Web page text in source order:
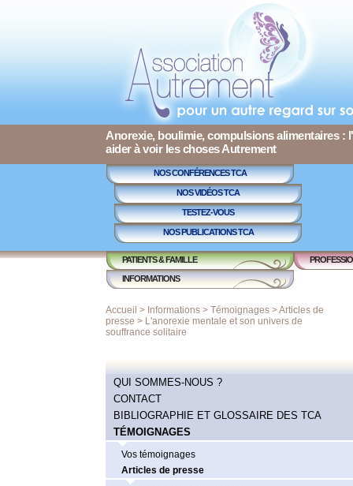
Anorexie, boulimie, compulsions alimentaires :
aider à voir les choses Autrement
NOS CONFÉRENCES TCA
NOS VIDÉOS TCA
TESTEZ-VOUS
NOS PUBLICATIONS TCA
PATIENTS & FAMILLE
INFORMATIONS
Accueil > Informations > Témoignages >Articles de
presse > L'anorexie mentale et son univers de
souffrance solitaire
QUI SOMMES-NOUS ?
CONTACT
BIBLIOGRAPHIE ET GLOSSAIRE DES TCA
TÉMOIGNAGES
Vos témoignages
Articles de presse